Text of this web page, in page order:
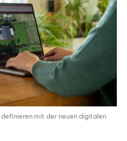
mit der neuen digitalen